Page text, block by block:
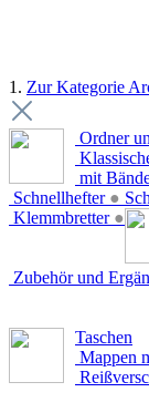
1. Zur Kategorie
Ordner
mit
Schnellhefter ●
Klemmbretter ●
Zubehör und
Taschen
Mappen